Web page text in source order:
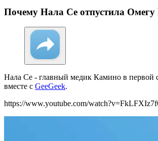
Почему Нала Се отпустила
Нала Се - главный медик Камино в первой
вместе с GeeGeek.
https://www.youtube.com/